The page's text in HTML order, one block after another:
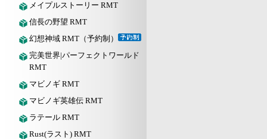
メイプルストーリー RMT
信長の野望 RMT
幻想神域 RMT（予約制）
完美世界|パーフェクトワールド
RMT
マビノギ RMT
マビノギ英雄伝 RMT
ラテール RMT
Rust(ラスト) RMT